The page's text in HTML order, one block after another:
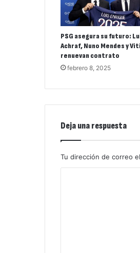
PSG asegura su futuro:
Achraf, Nuno Mendes y
renuevan contrato
febrero 8, 2025
Deja una respuesta
Tu dirección de correo